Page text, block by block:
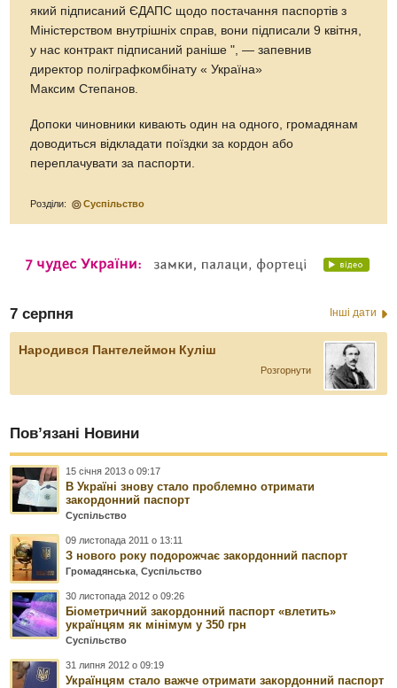
який підписаний ЄДАПС щодо постачання паспортів з
Міністерством внутрішніх справ, вони підписали 9 квітня,
у нас контракт підписаний раніше ", — запевнив
директор поліграфкомбінату « Україна»
Максим Степанов.
Допоки чиновники кивають один на одного, громадянам
доводиться відкладати поїздки за кордон або
переплачувати за паспорти.
Розділи: Суспільство
7 серпня Інші дати
Народився Пантелеймон Куліш
Розгорнути
Пов’язані Новини
15 січня 2013 о 09:17
В Україні знову стало проблемно отримати
закордонний паспорт
Суспільство
09 листопада 2011 о 13:11
З нового року подорожчає закордонний паспорт
Громадянська ,Суспільство
30 листопада 2012 о 09:26
Біометричний закордонний паспорт «влетить»
українцям як мінімум у 350 грн
Суспільство
31 липня 2012 о 09:19
Українцям стало важче отримати закордонний паспорт